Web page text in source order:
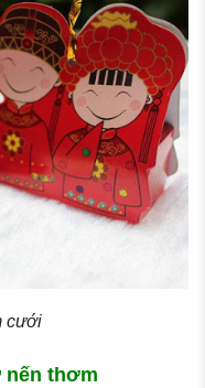
cưới
nến thơm